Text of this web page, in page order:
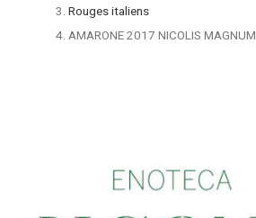
Rouges italiens
AMARONE 2017 NICOLIS MAGNUM